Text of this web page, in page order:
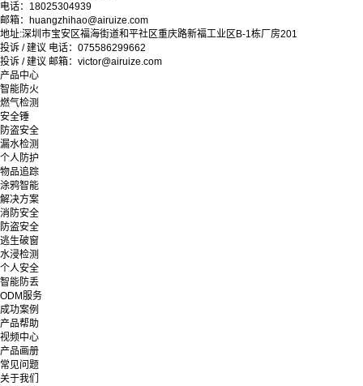
电话：18025304939
邮箱：huangzhihao@airuize.com
地址:深圳市宝安区福海街道和平社区重庆路新福工业区B-1栋厂房201
投诉 / 建议 电话：075586299662
投诉 / 建议 邮箱：victor@airuize.com
产品中心
智能防火
燃气检测
安全锤
防盗安全
漏水检测
个人防护
物品追踪
涂鸦智能
解决方案
消防安全
防盗安全
逃生破窗
水浸检测
个人安全
智能防丢
ODM服务
成功案例
产品帮助
视频中心
产品画册
常见问题
关于我们